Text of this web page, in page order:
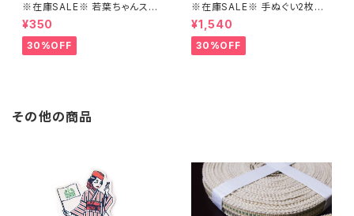
※在庫SALE※ 若葉ちゃんステ
ッカーver.2【はこにわ】
¥350
30%OFF
※在庫SALE※ 手ぬぐい2枚セッ
ト【はこにわ】
¥1,540
30%OFF
その他の商品